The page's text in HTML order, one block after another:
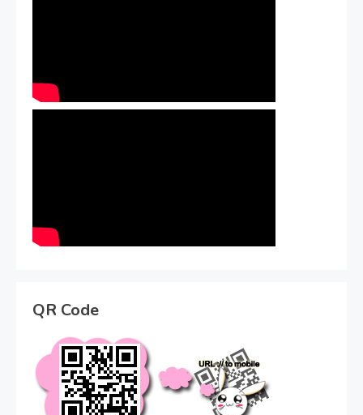
QR Code